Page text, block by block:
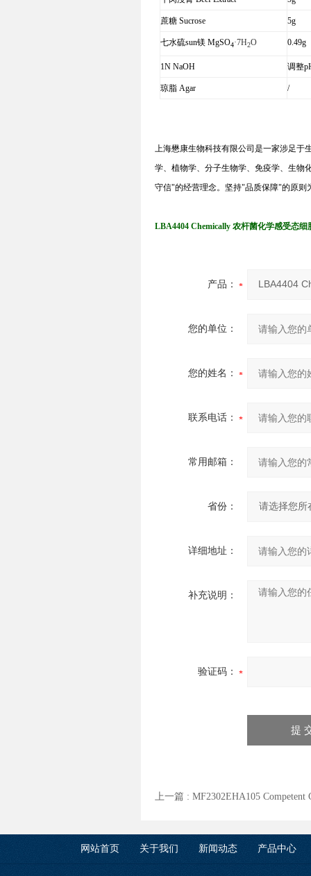
蔗糖 Sucrose 5g
七水硫sun镁 MgSO4·7H2O 0.49g
1N NaOH 调整
琼脂 Agar /
上海懋康生物科技有限公司是一家涉足于
学、植物学、分子生物学、免疫学、生物
守信"的经营理念。坚持"品质保障"的原则
LBA4404 Chemically 农杆菌化学感受态细
产品：
您的单位：
您的姓名：
联系电话：
常用邮箱：
省份：
详细地址：
补充说明：
验证码：
上一篇 : MF2302EHA105
网站首页 关于我们 新闻动态 产品中心